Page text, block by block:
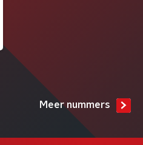
Meer nummers